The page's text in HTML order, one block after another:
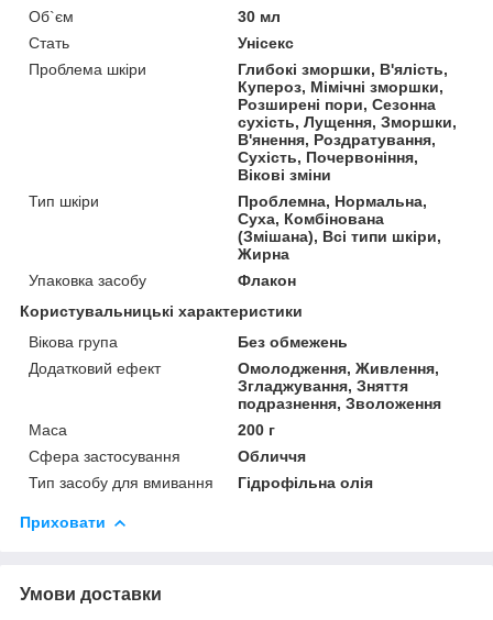
Об`єм
30 мл
Стать
Унісекс
Проблема шкіри
Глибокі зморшки, В'ялість,
Купероз, Мімічні зморшки,
Розширені пори, Сезонна
сухість, Лущення, Зморшки,
В'янення, Роздратування,
Сухість, Почервоніння,
Вікові зміни
Тип шкіри
Проблемна, Нормальна,
Суха, Комбінована
(Змішана), Всі типи шкіри,
Жирна
Упаковка засобу
Флакон
Користувальницькі характеристики
Вікова група
Без обмежень
Додатковий ефект
Омолодження, Живлення,
Згладжування, Зняття
подразнення, Зволоження
Маса
200 г
Сфера застосування
Обличчя
Тип засобу для вмивання
Гідрофільна олія
Приховати
Умови доставки